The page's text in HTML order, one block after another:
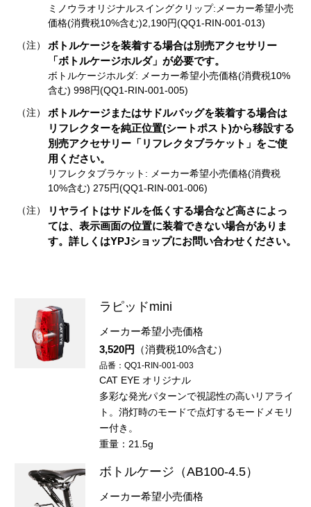
ミノウラオリジナルスイングクリップ:メーカー希望小売
価格(消費税10%含む)2,190円(QQ1-RIN-001-013)
（注）
ボトルケージを装着する場合は別売アクセサリー
「ボトルケージホルダ」が必要です。
ボトルケージホルダ: メーカー希望小売価格(消費税10%
含む) 998円(QQ1-RIN-001-005)
（注）
ボトルケージまたはサドルバッグを装着する場合は
リフレクターを純正位置(シートポスト)から移設する
別売アクセサリー「リフレクタブラケット」をご使
用ください。
リフレクタブラケット: メーカー希望小売価格(消費税
10%含む) 275円(QQ1-RIN-001-006)
（注）
リヤライトはサドルを低くする場合など高さによっ
ては、表示画面の位置に装着できない場合がありま
す。詳しくはYPJショップにお問い合わせください。
ラピッドmini
メーカー希望小売価格
3,520円
（消費税10%含む）
品番：QQ1-RIN-001-003
CAT EYE オリジナル
多彩な発光パターンで視認性の高いリアライ
ト。消灯時のモードで点灯するモードメモリ
ー付き。
重量：21.5g
ボトルケージ（AB100-4.5）
メーカー希望小売価格